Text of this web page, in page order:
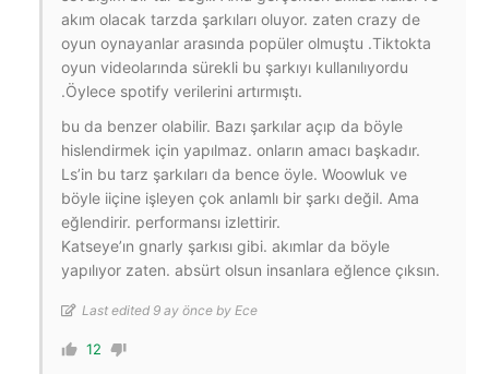
akım olacak tarzda şarkıları oluyor. zaten crazy de
oyun oynayanlar arasında popüler olmuştu .Tiktokta
oyun videolarında sürekli bu şarkıyı kullanılıyordu
.Öylece spotify verilerini artırmıştı.
bu da benzer olabilir. Bazı şarkılar açıp da böyle
hislendirmek için yapılmaz. onların amacı başkadır.
Ls’in bu tarz şarkıları da bence öyle. Woowluk ve
böyle iiçine işleyen çok anlamlı bir şarkı değil. Ama
eğlendirir. performansı izlettirir.
Katseye’ın gnarly şarkısı gibi. akımlar da böyle
yapılıyor zaten. absürt olsun insanlara eğlence çıksın.
Last edited 9 ay önce by Ece
12